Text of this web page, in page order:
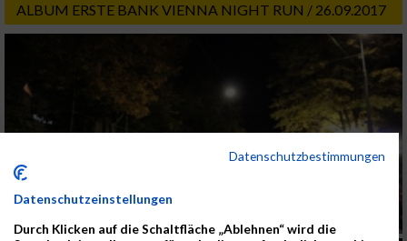
ALBUM ERSTE BANK VIENNA NIGHT RUN / 26.09.2017
Datenschutzbestimmungen
Datenschutzeinstellungen
Durch Klicken auf die Schaltfläche „Ablehnen“ wird die